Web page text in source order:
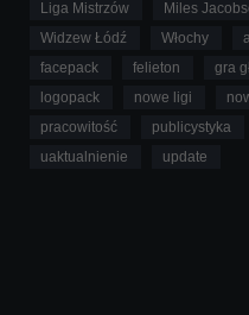
Liga Mistrzów
Miles
Widzew Łódź
Włochy
facepack
felieton gra
logopack
nowe ligi
pracowitość
publicystyka
uaktualnienie
update